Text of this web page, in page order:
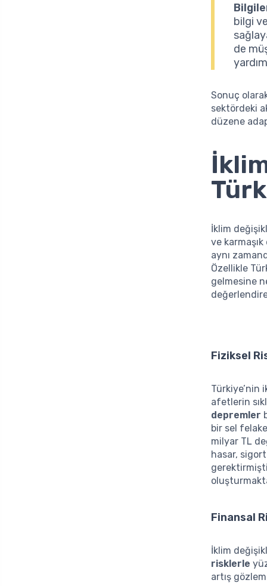
bilgi
de
Sonuç
sektördeki
düzene
İklim
ve
aynı
Özellikle
gelmesine
Fiziksel
Türkiye’nin
afetlerin
depremler
bir sel
milyar TL
hasar,
Finansal
İklim
risklerle
artış